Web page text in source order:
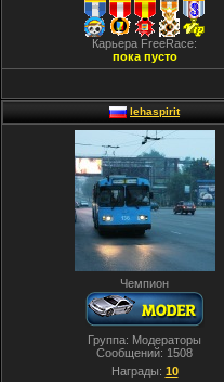
Карьера FreeRace:
пока пусто
lehaspirit
Чемпион
Группа: Модераторы
Сообщений: 1508
Награды: 10